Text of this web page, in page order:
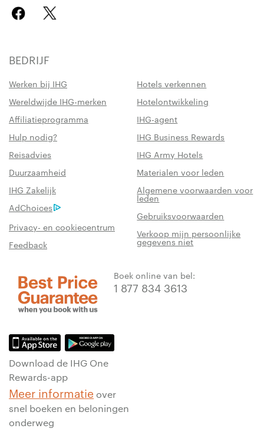
BEDRIJF
Werken bij IHG
Hotels verkennen
Wereldwijde IHG-merken
Hotelontwikkeling
Affiliatieprogramma
IHG-agent
Hulp nodig?
IHG Business Rewards
Reisadvies
IHG Army Hotels
Duurzaamheid
Materialen voor leden
IHG Zakelijk
Algemene voorwaarden voor
leden
AdChoices
Gebruiksvoorwaarden
Privacy- en cookiecentrum
Verkoop mijn persoonlijke
gegevens niet
Feedback
Boek online van bel:
1 877 834 3613
Download de IHG One
Rewards-app
Meer informatie over
snel boeken en beloningen
onderweg